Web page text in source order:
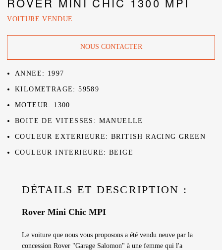
VOITURE VENDUE
NOUS CONTACTER
ANNEE: 1997
KILOMETRAGE: 59589
MOTEUR: 1300
BOITE DE VITESSES: MANUELLE
COULEUR EXTERIEURE: BRITISH RACING GREEN
COULEUR INTERIEURE: BEIGE
DÉTAILS ET DESCRIPTION :
Rover Mini Chic MPI
Le voiture que nous vous proposons a été vendu neuve par la
concession Rover "Garage Salomon" à une femme qui l'a